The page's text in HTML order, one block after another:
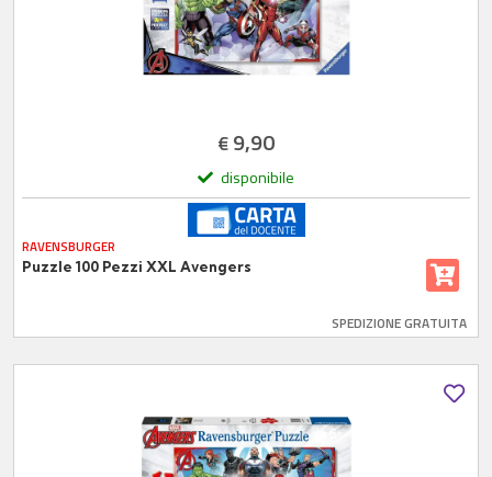
€9,90
disponibile
RAVENSBURGER
Puzzle 100 Pezzi XXL Avengers
SPEDIZIONE GRATUITA